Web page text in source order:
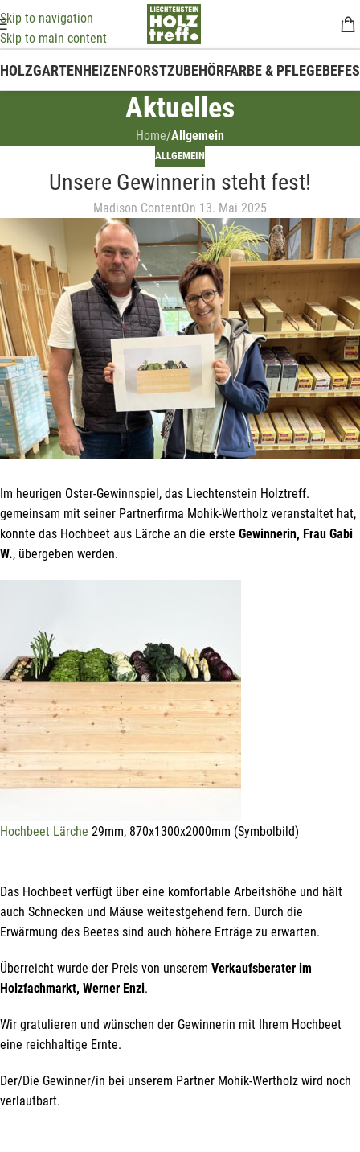
Skip to navigation
Skip to main content
HOLZGARTENHEIZENFORSTZUBEHÖRFARBE & PFLEGE
Aktuelles
Home/Allgemein
ALLGEMEIN
Unsere Gewinnerin steht fest!
Madison ContentOn 13. Mai 2025
Im heurigen Oster-Gewinnspiel, das Liechtenstein Holztreff.
gemeinsam mit seiner Partnerfirma Mohik-Wertholz veranstaltet hat,
konnte das Hochbeet aus Lärche an die erste Gewinnerin, Frau Gabi
W., übergeben werden.
Hochbeet Lärche 29mm, 870x1300x2000mm (Symbolbild)
Das Hochbeet verfügt über eine komfortable Arbeitshöhe und hält
auch Schnecken und Mäuse weitestgehend fern. Durch die
Erwärmung des Beetes sind auch höhere Erträge zu erwarten.
Überreicht wurde der Preis von unserem Verkaufsberater im
Holzfachmarkt, Werner Enzi.
Wir gratulieren und wünschen der Gewinnerin mit Ihrem Hochbeet
eine reichhaltige Ernte.
Der/Die Gewinner/in bei unserem Partner Mohik-Wertholz wird noch
verlautbart.
Mit unserem Newsletter sind Sie
immer top-informiert über
Veranstaltungen und Aktionen
unseres Unternehmens.
Name*
Hiermit erkläre ich mich damit einverstanden, dass die Daten
Liechtenstein Holztreff GmbH im Einklang mit der
Datenschutzerklärung verwendet werden. Diese Einwilligung ist
freiwillig und kann jederzeit mit Wirkung für die Zukunft gegenüber